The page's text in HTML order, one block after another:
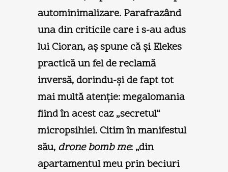
autominimalizare. Parafrazând
una din criticile care i s-au adus
lui Cioran, aş spune că şi Elekes
practică un fel de reclamă
inversă, dorindu-şi de fapt tot
mai multă atenţie: megalomania
fiind în acest caz „secretul“
micropsihiei. Citim în manifestul
său, drone bomb me: „din
apartamentul meu prin beciuri